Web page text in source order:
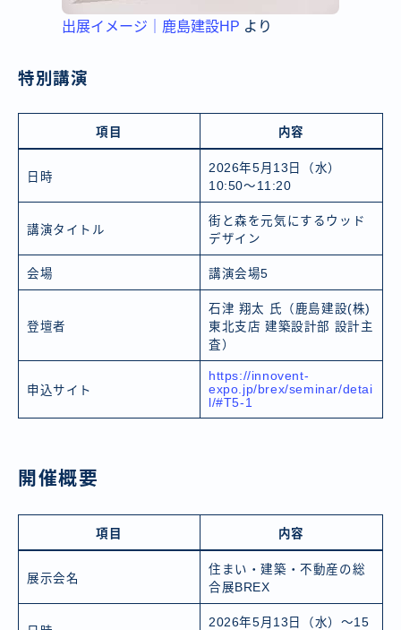
出展イメージ｜鹿島建設HP より
特別講演
項目 内容
日時
2026年5月13日（水）
10:50～11:20
講演タイトル
街と森を元気にするウッド
デザイン
会場 講演会場5
登壇者
石津 翔太 氏（鹿島建設(株)
東北支店 建築設計部 設計主
査）
申込サイト
https://innovent-
expo.jp/brex/seminar/detai
l/#T5-1
開催概要
項目 内容
展示会名
住まい・建築・不動産の総
合展BREX
2026年5月13日（水）〜15